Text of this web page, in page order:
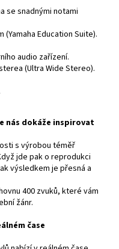
se snadnými notami
Education Suite).
audio zařízení.
(Ultra Wide Stereo).
nás dokáže inspirovat
s výrobou téměř
jde pak o reprodukci
výsledkem je přesná a
400 zvuků, které vám
žánr.
čase